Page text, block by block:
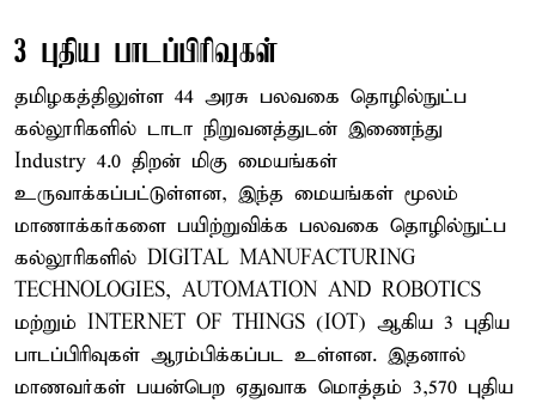
3 புதிய பாடப்பிரிவுகள்
தமிழகத்திலுள்ள 44 அரசு பலவகை தொழில்நுட்ப
கல்லூரிகளில் டாடா நிறுவனத்துடன் இணைந்து
Industry 4.0 திறன் மிகு மையங்கள்
உருவாக்கப்பட்டுள்ளன, இந்த மையங்கள் மூலம்
மாணாக்கர்களை பயிற்றுவிக்க பலவகை தொழில்நுட்ப
கல்லூரிகளில் DIGITAL MANUFACTURING
TECHNOLOGIES, AUTOMATION AND ROBOTICS
மற்றும் INTERNET OF THINGS (IOT) ஆகிய 3 புதிய
பாடப்பிரிவுகள் ஆரம்பிக்கப்பட உள்ளன. இதனால்
மாணவர்கள் பயன்பெற ஏதுவாக மொத்தம் 3,570 புதிய